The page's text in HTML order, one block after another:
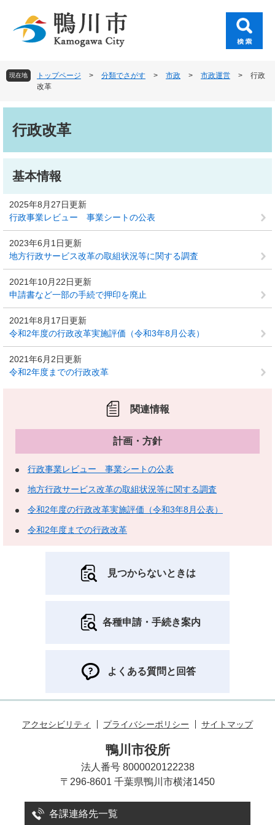
頭
で
。
飛
ば
て
現在地 トップページ > 分類でさがす > 市政 > 市政運営 >
行政
改革
行政改革
基本情報
2025年8月27日更新
行政事業レビュー 事業シートの公表
2023年6月1日更新
地方行政サービス改革の取組状況等に関する調査
2021年10月22日更新
申請書など一部の手続で押印を廃止
2021年8月17日更新
令和2年度の行政改革実施評価（令和3年8月公表）
2021年6月2日更新
令和2年度までの行政改革
関連情報
計画・方針
行政事業レビュー 事業シートの公表
地方行政サービス改革の取組状況等に関する調査
令和2年度の行政改革実施評価（令和3年8月公表）
令和2年度までの行政改革
見つからないときは
各種申請・手続き案内
よくある質問と回答
アクセシビリティ プライバシーポリシー サイトマップ
鴨川市役所
法人番号 8000020122238
〒296-8601 千葉県鴨川市横渚1450
各課連絡先一覧